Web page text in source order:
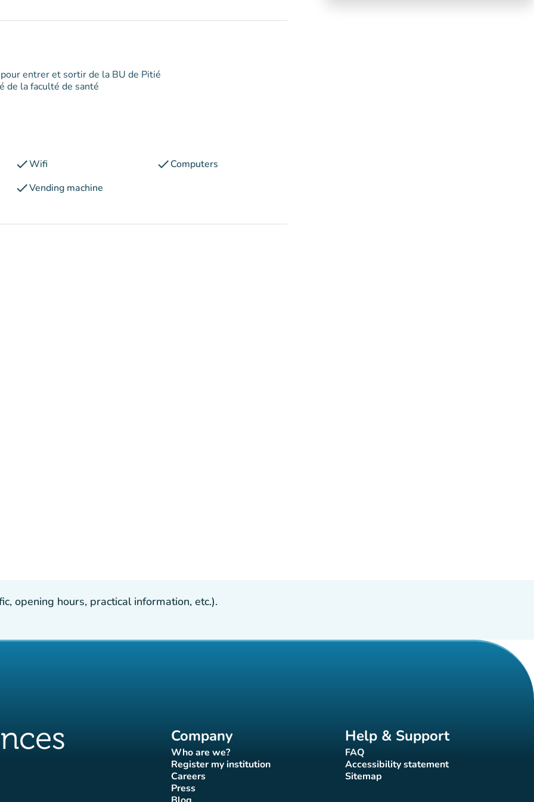
pour entrer et sortir de la BU de Pitié
de la faculté de santé
checkWifi checkComputers
checkVending machine
opening hours, practical information, etc.).
Company
Who are we?
(new tab)
Register my institution
(new tab)
Careers(new tab)
Press
(new tab)
Help & Support
FAQ(new tab)
Accessibility statement
(new tab)
Sitemap(new tab)